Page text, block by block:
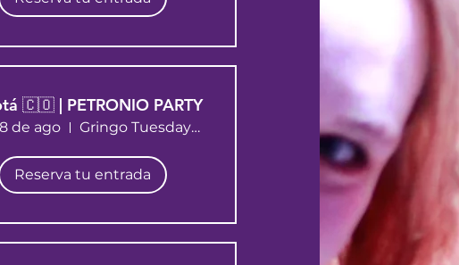
🇨🇴 | PETRONIO PARTY
de ago Gringo Tuesdays Bogotá
Reserva tu entrada